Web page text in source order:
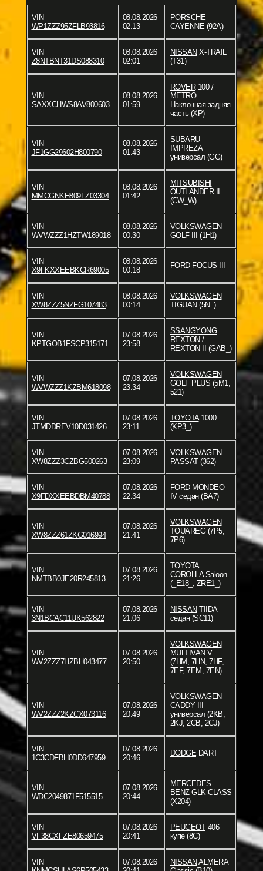
VIN
WP1ZZZ95ZFLB93816
08.08.2026
02:13
PORSCHE
CAYENNE (92A)
VIN
Z8NTBNT31DS088310
08.08.2026
02:01
NISSAN X-TRAIL
(T31)
VIN
SAXXCHWS8AV800603
08.08.2026
01:59
ROVER100 /
METRO
Наклонная задняя
часть (XP)
VIN
JF1GG29602H800790
08.08.2026
01:43
SUBARU
IMPREZA
универсал (GG)
VIN
MMCGNKH809FZ03304
08.08.2026
01:42
MITSUBISHI
OUTLANDER II
(CW_W)
VIN
WVWZZZ1HZTW189018
08.08.2026
00:30
VOLKSWAGEN
GOLF III (1H1)
VIN
X9FKXXEEBKCR69005
08.08.2026
00:18
FORDFOCUS III
VIN
XW8ZZZ5NZFG107483
08.08.2026
00:14
VOLKSWAGEN
TIGUAN (5N_)
VIN
KPTGOB1FSCP315171
07.08.2026
23:58
SSANGYONG
REXTON /
REXTON II (GAB_)
VIN
WVWZZZ1KZBM618098
07.08.2026
23:34
VOLKSWAGEN
GOLF PLUS (5M1,
521)
VIN
JTMDDREV10D031426
07.08.2026
23:11
TOYOTA1000
(KP3_)
VIN
XW8ZZZ3CZBG500263
07.08.2026
23:09
VOLKSWAGEN
PASSAT (362)
VIN
X9FDXXEEBDBM40788
07.08.2026
22:34
FORDMONDEO
IV седан (BA7)
VIN
XW8ZZZ61ZKG016994
07.08.2026
21:41
VOLKSWAGEN
TOUAREG (7P5,
7P6)
VIN
NMTBB0JE20R245813
07.08.2026
21:26
TOYOTA
COROLLA Saloon
(_E18_, ZRE1_)
VIN
3N1BCAC11UK562822
07.08.2026
21:06
NISSAN TIIDA
седан (SC11)
VIN
WV2ZZZ7HZBH043477
07.08.2026
20:50
VOLKSWAGEN
MULTIVAN V
(7HM, 7HN, 7HF,
7EF, 7EM, 7EN)
VIN
WV2ZZZ2KZCX073116
07.08.2026
20:49
VOLKSWAGEN
CADDY III
универсал (2KB,
2KJ, 2CB, 2CJ)
VIN
1C3CDFBH0DD647959
07.08.2026
20:46
DODGEDART
VIN
WDC2049871F515515
07.08.2026
20:44
MERCEDES-
BENZGLK-CLASS
(X204)
VIN
VF38CXFZE80659475
07.08.2026
20:41
PEUGEOT406
купе (8C)
VIN
07.08.2026
NISSAN ALMERA